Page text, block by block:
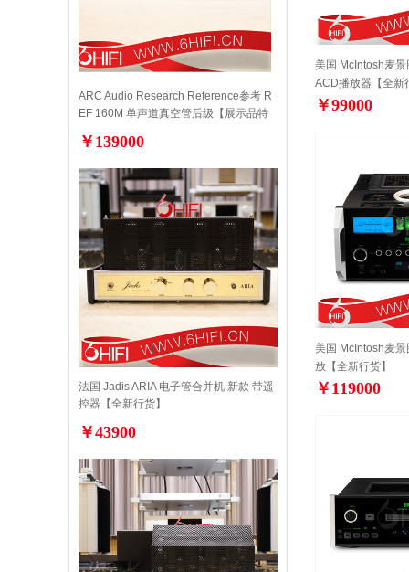
ARC Audio Research Reference参考 R
EF 160M 单声道真空管后级【展示品特
￥139000
法国 Jadis ARIA 电子管合并机 新款 带遥
控器【全新行货】
￥43900
美国 McIntosh麦
ACD播放器【全
￥99000
美国 McIntosh麦
放【全新行货】
￥119000